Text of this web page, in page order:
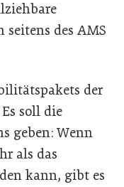
seitens des AMS
der
soll die
geben: Wenn
als das
kann, gibt es